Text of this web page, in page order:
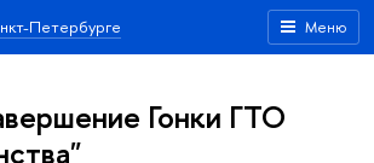
Меню
Петербурге
Гонки ГТО